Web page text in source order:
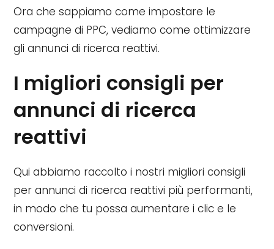
Ora che sappiamo come impostare le
campagne di PPC, vediamo come ottimizzare
gli annunci di ricerca reattivi.
I migliori consigli per
annunci di ricerca
reattivi
Qui abbiamo raccolto i nostri migliori consigli
per annunci di ricerca reattivi più performanti,
in modo che tu possa aumentare i clic e le
conversioni.